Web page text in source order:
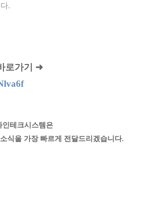
.
로가기 ➜
인테크시스템은
식을 가장 빠르게 전달드리겠습니다.